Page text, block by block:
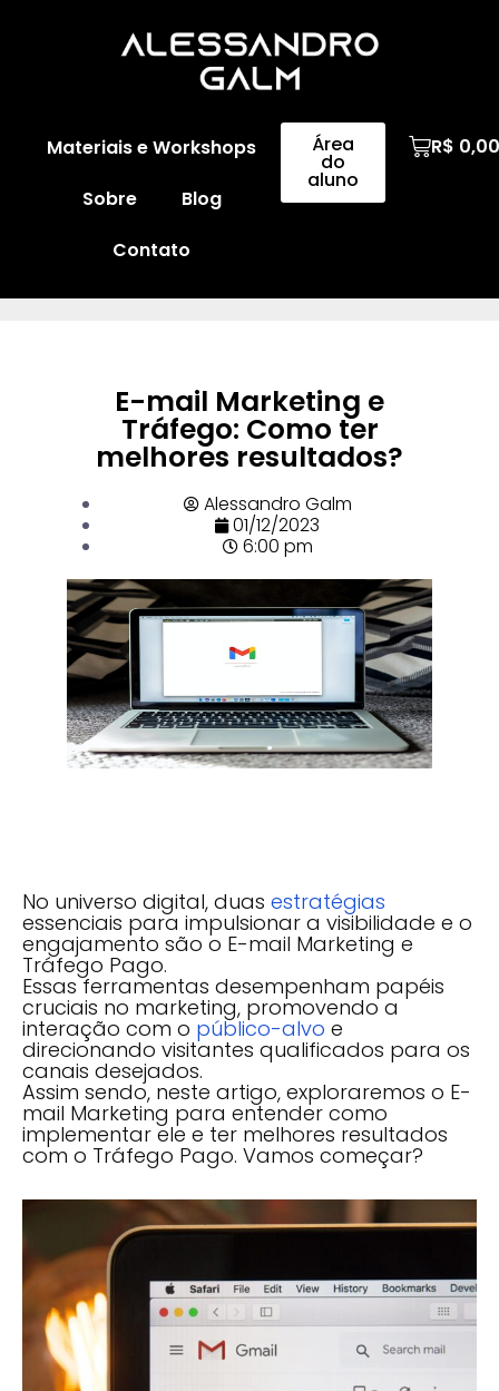
Materiais e Workshops
Sobre
Blog
Contato
Área
do
aluno
R$ 0,00
E-mail Marketing e
Tráfego: Como ter
melhores resultados?
Alessandro Galm
01/12/2023
6:00 pm
No universo digital, duas estratégias
essenciais para impulsionar a visibilidade e o
engajamento são o E-mail Marketing e
Tráfego Pago.
Essas ferramentas desempenham papéis
cruciais no marketing, promovendo a
interação com o público-alvo e
direcionando visitantes qualificados para os
canais desejados.
Assim sendo, neste artigo, exploraremos o E-
mail Marketing para entender como
implementar ele e ter melhores resultados
com o Tráfego Pago. Vamos começar?